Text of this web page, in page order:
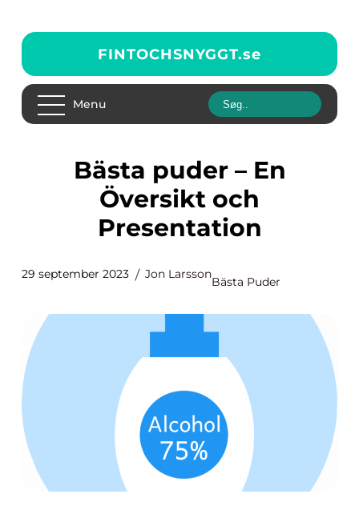
FINTOCHSNYGGT.se
Menu
Bästa puder – En
Översikt och
Presentation
29 september 2023 Jon Larsson
Bästa Puder